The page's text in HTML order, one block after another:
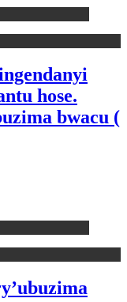
hose.
bwacu (